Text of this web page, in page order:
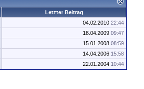
Letzter Beitrag
04.02.2010 22:44
18.04.2009 09:47
15.01.2008 08:59
14.04.2006 15:58
22.01.2004 10:44